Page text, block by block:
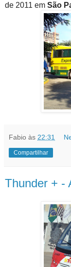
de 2011 em São
Fabio às 22:31
Compartilhar
Thunder + -